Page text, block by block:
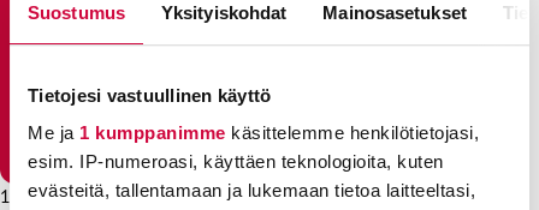
Suostumus Yksityiskohdat Mainosasetukset
Tietojesi vastuullinen käyttö
Me ja 1 kumppanimme käsittelemme henkilötietojasi,
esim. IP-numeroasi, käyttäen teknologioita, kuten
evästeitä, tallentamaan ja lukemaan tietoa laitteeltasi,
16.12.2024Uutiset